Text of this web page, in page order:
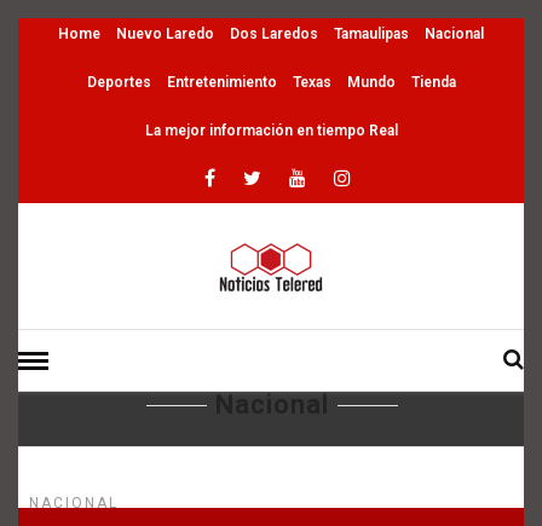
Home Nuevo Laredo Dos Laredos Tamaulipas Nacional
Deportes Entretenimiento Texas Mundo Tienda
La mejor información en tiempo Real
Nacional
NACIONAL